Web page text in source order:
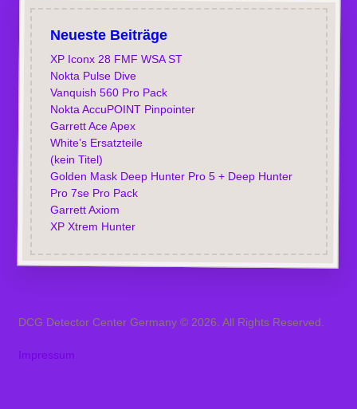
Neueste Beiträge
XP Iconx 28 FMF WSA ST
Nokta Pulse Dive
Vanquish 560 Pro Pack
Nokta AccuPOINT Pinpointer
Garrett Ace Apex
White’s Ersatzteile
(kein Titel)
Golden Mask Deep Hunter Pro 5 + Deep Hunter
Pro 7se Pro Pack
Garrett Axiom
XP Xtrem Hunter
DCG Detector Center Germany © 2026. All Rights Reserved.
Impressum